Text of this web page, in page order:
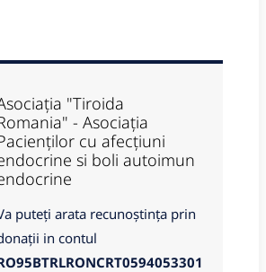
"Tiroida
- Asociația
cu afecțiuni
si boli autoimun
puteți arata recunoștința prin
in contul